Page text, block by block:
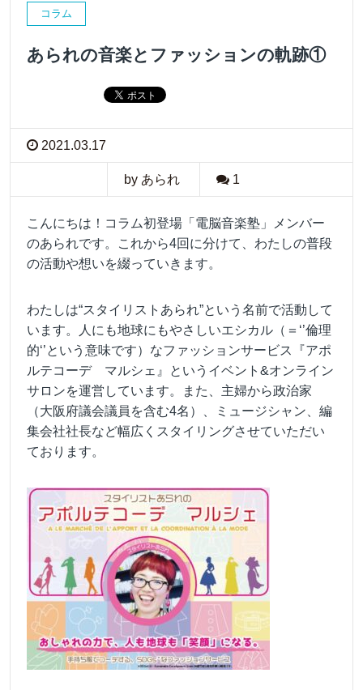
コラム
あられの音楽とファッションの軌跡①
2021.03.17
by あられ 1
こんにちは！コラム初登場「 電脳音楽塾」メンバー
のあられです。これから4回に分けて、わたしの普段
の活動や想いを綴っていきます。
わたしは“スタイリストあられ”という名前で活動して
います。人にも地球にもやさしいエシカル（＝‘’倫理
的‘’という意味です）なファッションサービス『アポ
ルテコーデ マルシェ』というイベント&オンライン
サロンを運営しています。また、主婦から政治家
（大阪府議会議員を含む4名）、ミュージシャン、編
集会社社長など幅広くスタイリングさせていただい
ております。